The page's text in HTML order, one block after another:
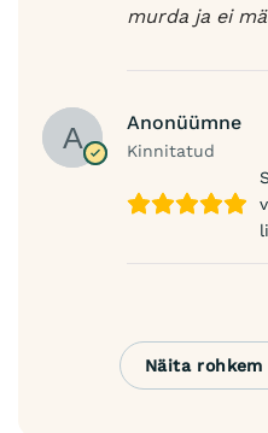
murda ja ei
Anonüümne
Kinnitatud
Näita